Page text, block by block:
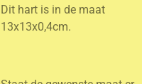
Dit hart is in de maat
13x13x0,4cm.